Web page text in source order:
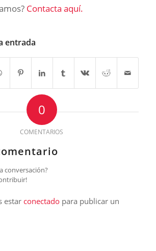
Contacta aquí.
entrada
0
COMENTARIOS
conversación?
estar conectadopara publicar un